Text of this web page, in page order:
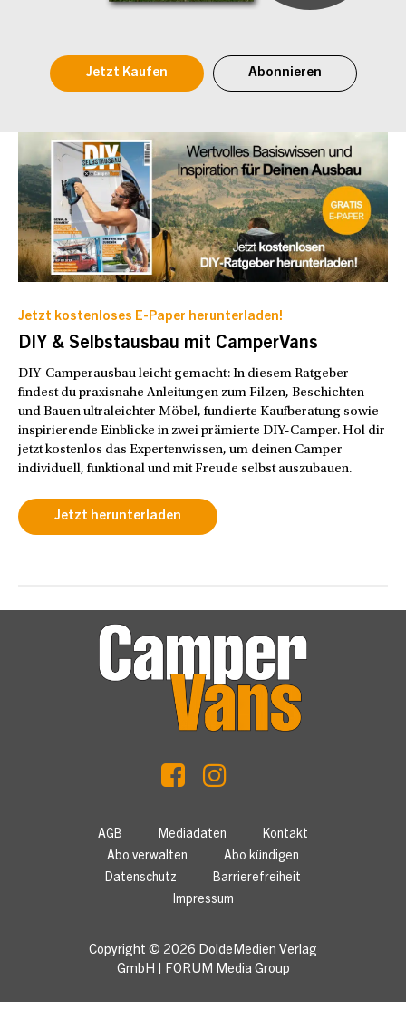
Jetzt Kaufen Abonnieren
Jetzt kostenloses E-Paper herunterladen!
DIY & Selbstausbau mit CamperVans
DIY-Camperausbau leicht gemacht: In diesem Ratgeber
findest du praxisnahe Anleitungen zum Filzen, Beschichten
und Bauen ultraleichter Möbel, fundierte Kaufberatung sowie
inspirierende Einblicke in zwei prämierte DIY-Camper. Hol dir
jetzt kostenlos das Expertenwissen, um deinen Camper
individuell, funktional und mit Freude selbst auszubauen.
Jetzt herunterladen
AGB Mediadaten
Kontakt
Abo verwalten
Abo kündigen
Datenschutz
Barrierefreiheit
Impressum
Copyright © 2026 DoldeMedien Verlag
GmbH
FORUM Media Group